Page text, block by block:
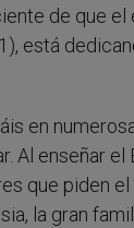
de que el
está
en
Al enseñar el
que piden
la gran